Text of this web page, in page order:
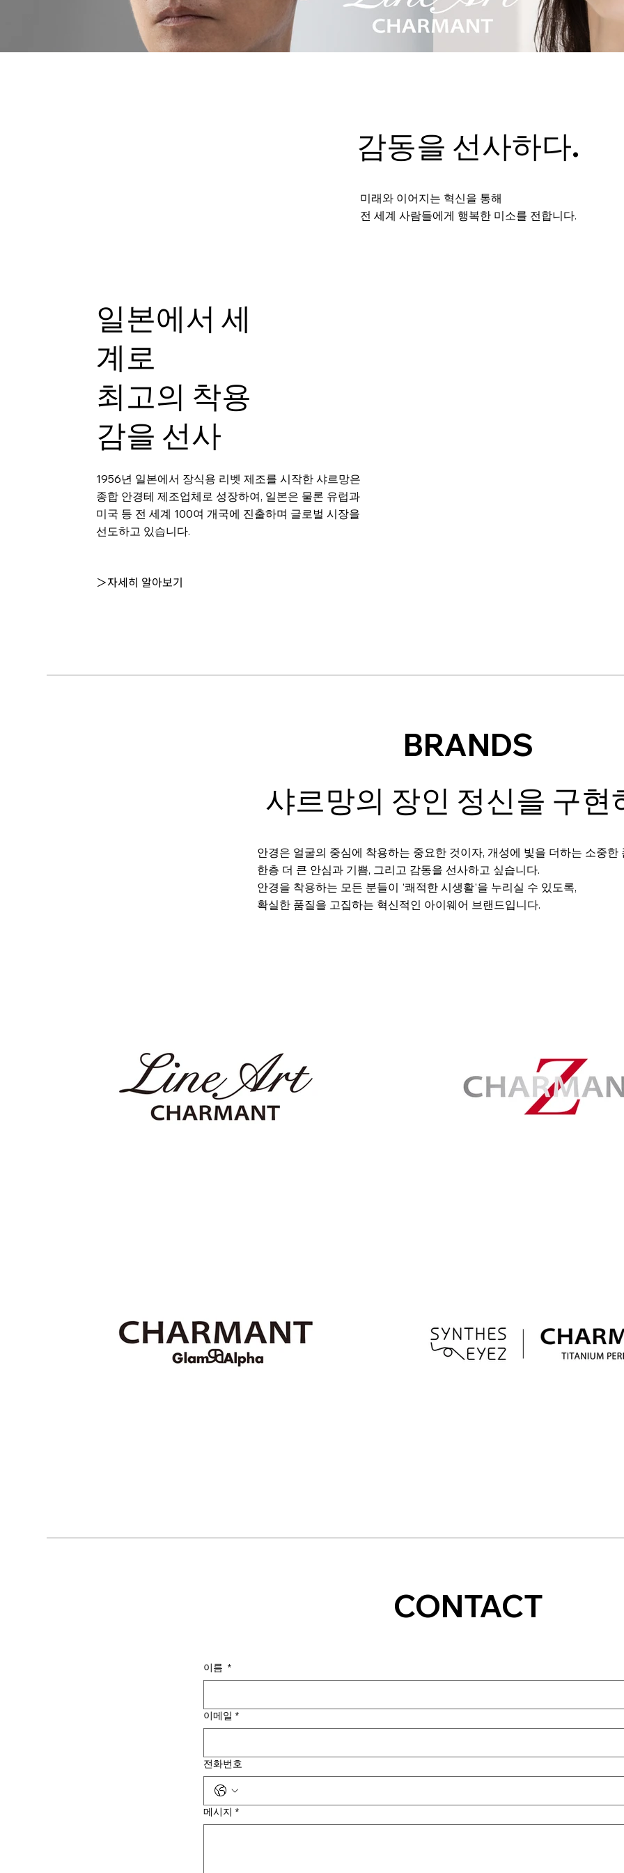
감동을 선사하다.
미래와 이어지는 혁신을 통해
전 세계 사람들에게 행복한 미소를 전합니다.
일본에서 세
계로
최고의 착용
감을 선사
1956년 일본에서 장식용 리벳 제조를 시작한 샤르망은
종합 안경테 제조업체로 성장하여, 일본은 물론 유럽과
미국 등 전 세계 100여 개국에 진출하며 글로벌 시장을
선도하고 있습니다.
＞자세히 알아보기
BRANDS
샤르망의 장인 정신을 구현
안경은 얼굴의 중심에 착용하는 중요한 것이자, 개성에 빛을 더하는 소중한
한층 더 큰 안심과 기쁨, 그리고 감동을 선사하고 싶습니다.
안경을 착용하는 모든 분들이 '쾌적한 시생활'을 누리실 수 있도록,
확실한 품질을 고집하는 혁신적인 아이웨어 브랜드입니다.
CONTACT
이름 *
이메일 *
전화번호
메시지 *